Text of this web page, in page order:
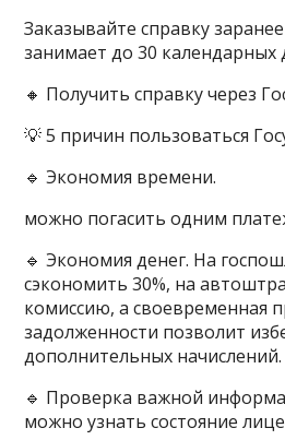
Заказывайте справку
занимает до 30 календарных
🔸 Получить справку через
💡 5 причин пользоваться
🔹 Экономия времени.
можно погасить одним
🔹 Экономия денег. На
сэкономить 30%, на
комиссию, а своевременная
задолженности позволит
дополнительных начислений.
🔹 Проверка важной
можно узнать состояние